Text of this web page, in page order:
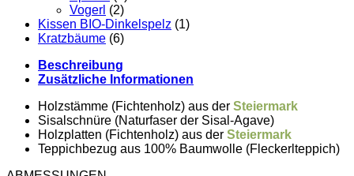
Vogerl (2)
Kissen BIO-Dinkelspelz (1)
Kratzbäume (6)
Beschreibung
Zusätzliche Informationen
Holzstämme (Fichtenholz) aus der Steiermark
Sisalschnüre (Naturfaser der Sisal -Agave)
Holzplatten (Fichtenholz) aus der Steiermark
Teppichbezug aus 100% Baumwolle (Fleckerlteppich)